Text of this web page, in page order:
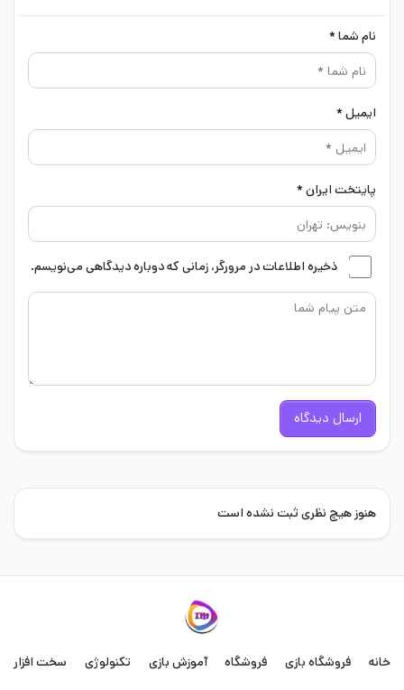
نام شما *
ایمیل *
پایتخت ایران *
ذخیره اطلاعات در مرورگر، زمانی که دوباره دیدگاهی می‌نویسم.
ارسال دیدگاه
هنوز هیچ نظری ثبت نشده است
خانه فروشگاه بازی فروشگاه آموزش بازی تکنولوژی سخت افزار